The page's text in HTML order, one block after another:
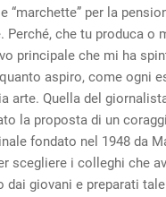
“marchette” per la
che tu produca o
principale che mi ha
aspiro, come ogni
arte. Quella del
la proposta di un
fondato nel 1948 da
scegliere i colleghi che
giovani e preparati